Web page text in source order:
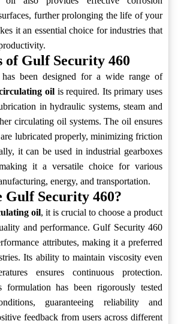
further prolonging the life of your
it an essential choice for industries that
of Gulf Security 460
been designed for a wide range of
oilis required. Its primary uses
in hydraulic systems, steam and
circulating oil systems. The oil ensures
lubricated properly, minimizing friction
it can be used in industrial gearboxes
it a versatile choice for various
energy, and transportation.
Gulf Security 460?
oil, it is crucial to choose a product
and performance. Gulf Security 460
attributes, making it a preferred
Its ability to maintain viscosity even
ensures continuous protection.
formulation has been rigorously tested
guaranteeing reliability and
feedback from users across different